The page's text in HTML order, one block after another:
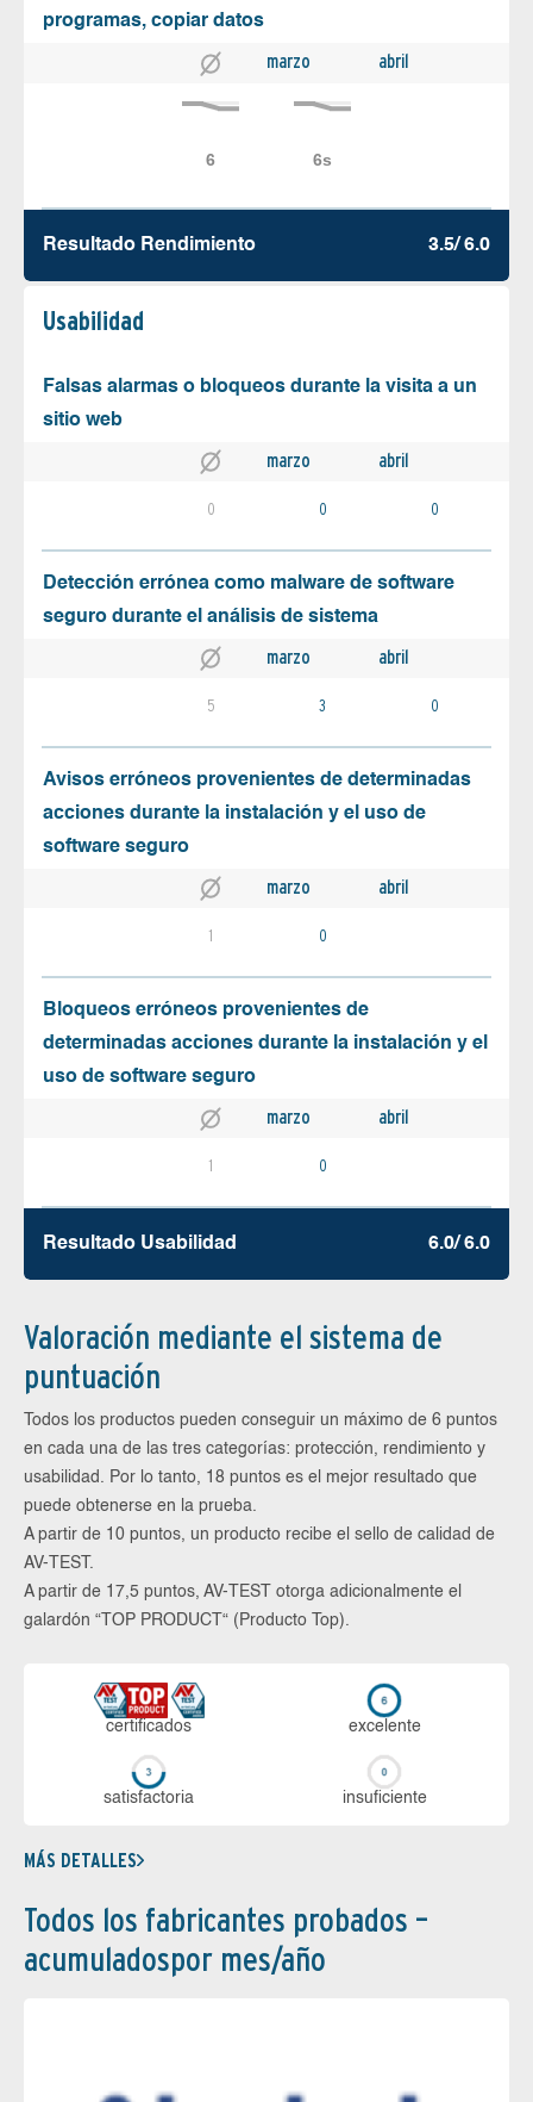
programas, copiar datos
marzo abril
Resultado Rendimiento 3.5/ 6.0
Usabilidad
Falsas alarmas o bloqueos durante la visita a un
sitio web
marzo abril
0 0 0
Detección errónea como malware de software
seguro durante el análisis de sistema
marzo abril
5 3 0
Avisos erróneos provenientes de determinadas
acciones durante la instalación y el uso de
software seguro
marzo abril
1 0
Bloqueos erróneos provenientes de
determinadas acciones durante la instalación y el
uso de software seguro
marzo abril
1 0
Resultado Usabilidad 6.0/ 6.0
Valoración mediante el sistema de
puntuación
Todos los productos pueden conseguir un máximo de 6 puntos
en cada una de las tres categorías: protección, rendimiento y
usabilidad. Por lo tanto, 18 puntos es el mejor resultado que
puede obtenerse en la prueba.
A partir de 10 puntos, un producto recibe el sello de calidad de
AV-TEST.
A partir de 17,5 puntos, AV-TEST otorga adicionalmente el
galardón “TOP PRODUCT“ (Producto Top).
certi­ficados ex­ce­len­te
sa­tis­fac­to­ria in­su­fi­cien­te
MÁS DETALLES
Todos los fabricantes probados –
acumuladospor mes/año